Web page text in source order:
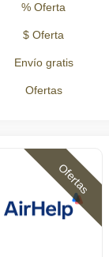
% Oferta
$ Oferta
Envío gratis
Ofertas
Ofertas